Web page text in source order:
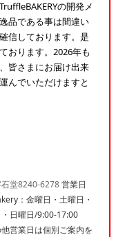
の開発メ
品である事は間違い
信しております。是
おります。2026年も
皆さまにお届け出来
んでいただけますと
堂8240-6278営業日
：金曜日・土曜日・
・日曜日/9:00-17:00
営業日は個別ご案内を